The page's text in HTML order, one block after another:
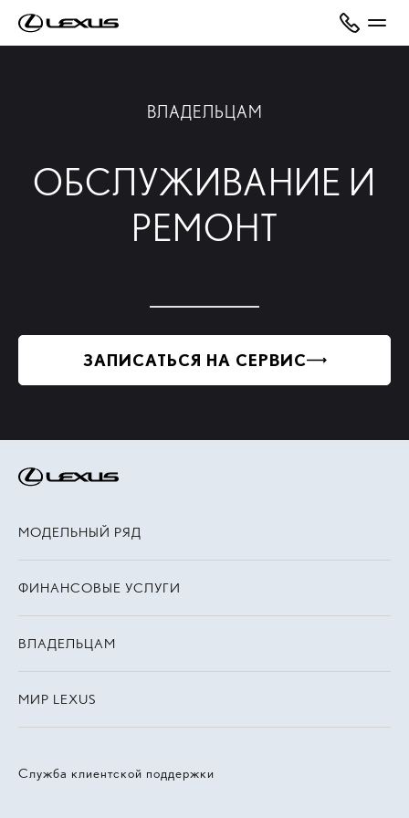
ВЛАДЕЛЬЦАМ
ОБСЛУЖИВАНИЕ И
РЕМОНТ
ЗАПИСАТЬСЯ НА СЕРВИС
Служба клиентской поддержки
МОДЕЛЬНЫЙ РЯД
ФИНАНСОВЫЕ УСЛУГИ
ВЛАДЕЛЬЦАМ
МИР LEXUS